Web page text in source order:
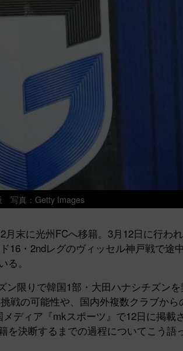
写真：Getty Images
末に光州FCへ移籍。3月12日に行わ
16・2ndレグのヴィッセル神戸戦で途
。
限りで韓国1部・大田ハナシチズンを
戦の可能性や、国内外複数クラブから
ディア『mkスポーツ』で12日に掲載
を決断するまでの過程についてこう語